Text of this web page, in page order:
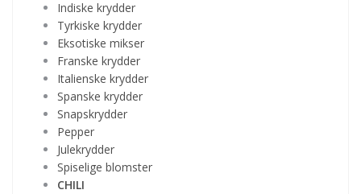
Indiske krydder
Tyrkiske krydder
Eksotiske mikser
Franske krydder
Italienske krydder
Spanske krydder
Snapskrydder
Pepper
Julekrydder
Spiselige blomster
CHILI